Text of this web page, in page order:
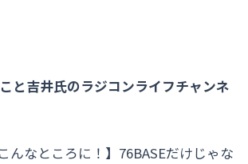
と吉井氏のラジコンライフチャンネ
んなところに！】76BASEだけじゃな